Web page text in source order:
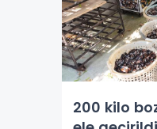
200 kilo